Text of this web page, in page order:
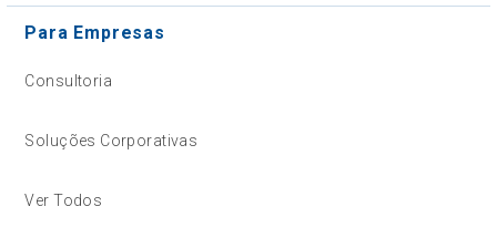
Para Empresas
Consultoria
Soluções Corporativas
Ver Todos